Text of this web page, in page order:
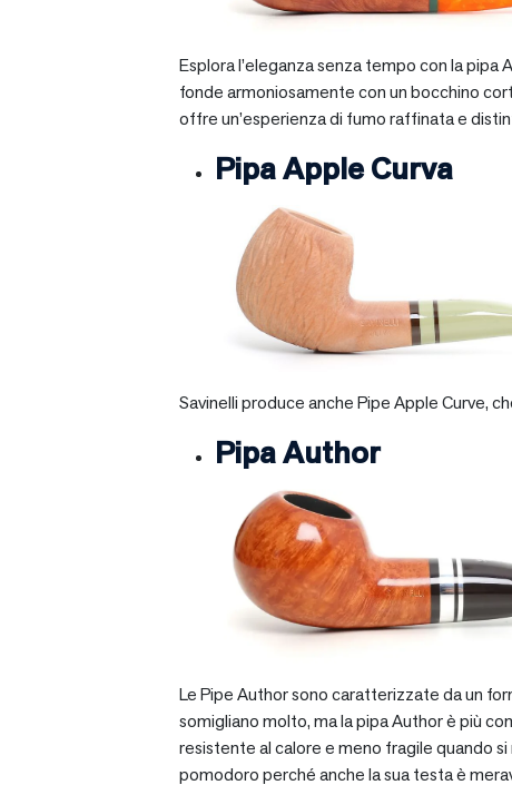
Esplora l’eleganza senza tempo con la
fonde armoniosamente con un bocchino
offre un’esperienza di fumo raffinata e
Pipa Apple Curva
Savinelli produce anche Pipe Apple Curve,
Pipa Author
Le Pipe Author sono caratterizzate da un
somigliano molto, ma la pipa Author è più
resistente al calore e meno fragile quando si
pomodoro perché anche la sua testa è